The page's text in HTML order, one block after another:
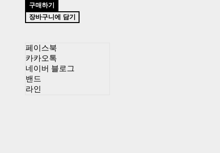
구매하기
장바구니에 담기
페이스북
카카오톡
네이버 블로그
밴드
라인